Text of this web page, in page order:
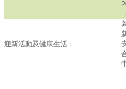
迎新活動及健康生活：